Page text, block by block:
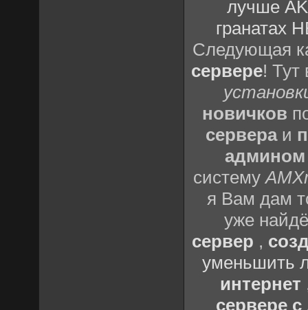
лучше
гранатах
Следующая
сервере! Тут
новичков
сервераи
админом
систему
я Вам дам
уже
сервер ,
уменьшить
интернет
сервере